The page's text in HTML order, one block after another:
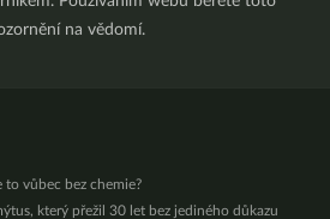
na vědomí.
to vůbec bez chemie?
který přežil 30 let bez jediného důkazu